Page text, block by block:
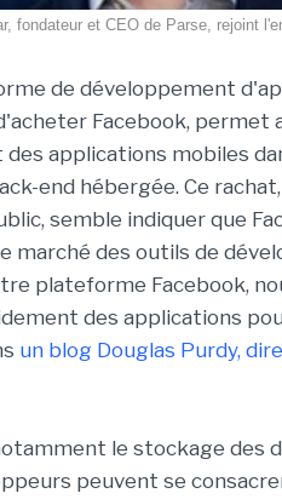
fondateur et CEO de Parse, rejoint
de développement
Facebook, permet
applications mobiles
end hébergée. Ce
semble indiquer que
marché des outils de
plateforme Facebook,
des applications
un blog Douglas Purdy,
le stockage des
peuvent se